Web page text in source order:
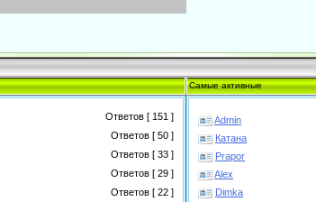
Самые активные
Ответов [ 151 ]
Ответов [ 50 ]
Ответов [ 33 ]
Ответов [ 29 ]
Ответов [ 22 ]
Admin
Катана
Prapor
Alex
Dimka